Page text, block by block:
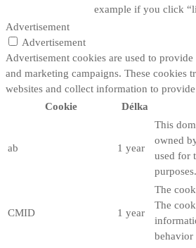
example if you click
Advertisement
Advertisement
Advertisement cookies are used to
and marketing campaigns. These cookies
websites and collect information to
Cookie
Délka
ab 1 year
This
owned
used for
purposes.
CMID 1 year
The
The
behavior